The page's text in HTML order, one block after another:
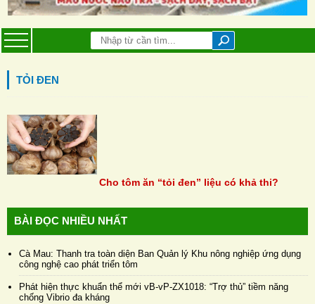
TỎI ĐEN
Cho tôm ăn “tỏi đen” liệu có khả thi?
BÀI ĐỌC NHIỀU NHẤT
Cà Mau: Thanh tra toàn diện Ban Quản lý Khu nông nghiệp ứng dụng
công nghệ cao phát triển tôm
Phát hiện thực khuẩn thể mới vB-vP-ZX1018: “Trợ thủ” tiềm năng
chống Vibrio đa kháng